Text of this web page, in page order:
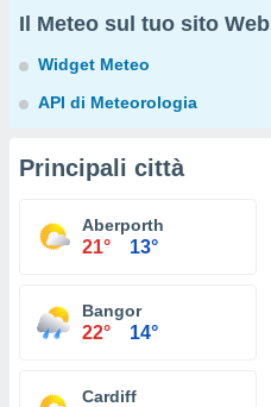
Il Meteo sul tuo sito Web
Widget Meteo
API di Meteorologia
Principali città
Aberporth
21° 13°
Bangor
22° 14°
Cardiff